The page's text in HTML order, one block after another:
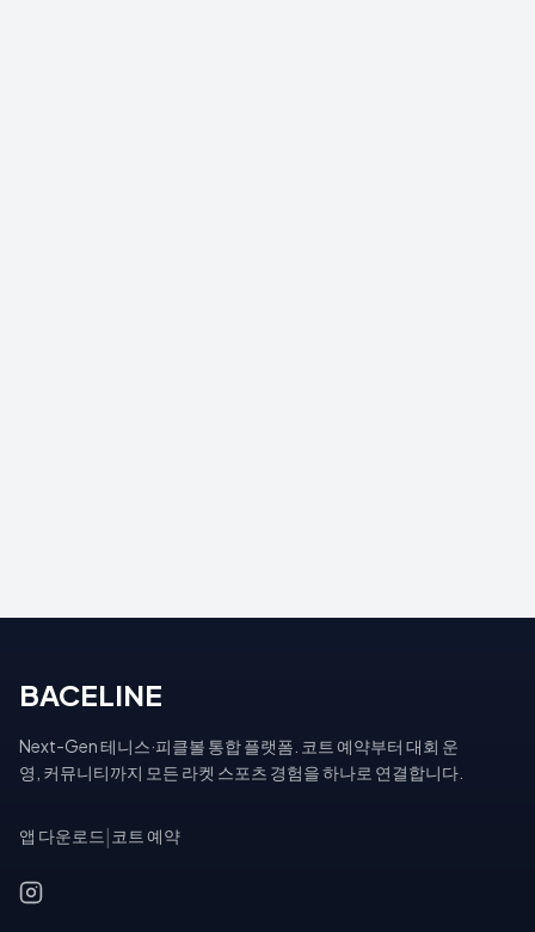
BACELINE
Next-Gen 테니스·피클볼 통합 플랫폼. 코트 예약부터 대회 운
영, 커뮤니티까지 모든 라켓 스포츠 경험을 하나로 연결합니다.
앱 다운로드 코트 예약